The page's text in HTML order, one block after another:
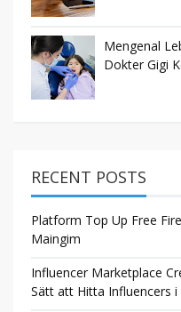
Mengenal
Dokter Gigi
RECENT POSTS
Platform Top Up Free
Maingim
Influencer Marketplace
Sätt att Hitta Influencers i